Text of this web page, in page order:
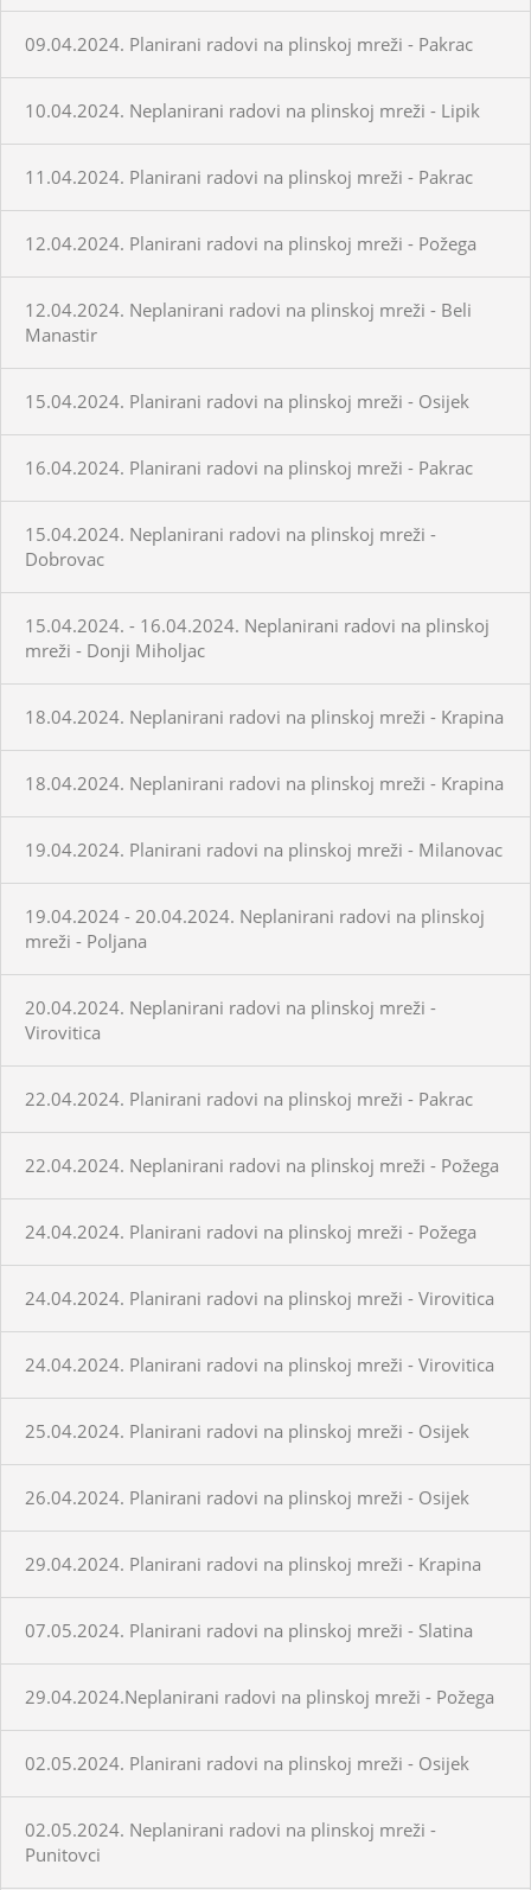
09.04.2024. Planirani radovi na plinskoj mreži - Pakrac
10.04.2024. Neplanirani radovi na plinskoj mreži - Lipik
11.04.2024. Planirani radovi na plinskoj mreži - Pakrac
12.04.2024. Planirani radovi na plinskoj mreži - Požega
12.04.2024. Neplanirani radovi na plinskoj mreži - Beli
Manastir
15.04.2024. Planirani radovi na plinskoj mreži - Osijek
16.04.2024. Planirani radovi na plinskoj mreži - Pakrac
15.04.2024. Neplanirani radovi na plinskoj mreži -
Dobrovac
15.04.2024. - 16.04.2024. Neplanirani radovi na plinskoj
mreži - Donji Miholjac
18.04.2024. Neplanirani radovi na plinskoj mreži - Krapina
18.04.2024. Neplanirani radovi na plinskoj mreži - Krapina
19.04.2024. Planirani radovi na plinskoj mreži - Milanovac
19.04.2024 - 20.04.2024. Neplanirani radovi na plinskoj
mreži - Poljana
20.04.2024. Neplanirani radovi na plinskoj mreži -
Virovitica
22.04.2024. Planirani radovi na plinskoj mreži - Pakrac
22.04.2024. Neplanirani radovi na plinskoj mreži - Požega
24.04.2024. Planirani radovi na plinskoj mreži - Požega
24.04.2024. Planirani radovi na plinskoj mreži - Virovitica
24.04.2024. Planirani radovi na plinskoj mreži - Virovitica
25.04.2024. Planirani radovi na plinskoj mreži - Osijek
26.04.2024. Planirani radovi na plinskoj mreži - Osijek
29.04.2024. Planirani radovi na plinskoj mreži - Krapina
07.05.2024. Planirani radovi na plinskoj mreži - Slatina
29.04.2024.Neplanirani radovi na plinskoj mreži - Požega
02.05.2024. Planirani radovi na plinskoj mreži - Osijek
02.05.2024. Neplanirani radovi na plinskoj mreži -
Punitovci